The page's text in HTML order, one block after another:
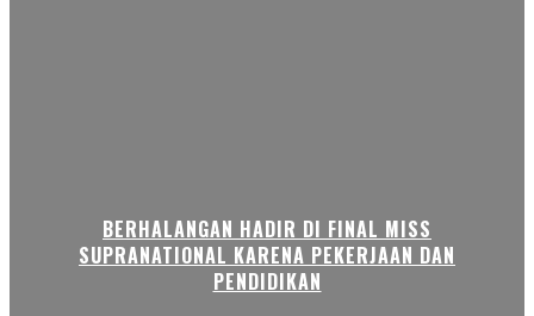
BERHALANGAN HADIR DI FINAL MISS
SUPRANATIONAL KARENA PEKERJAAN DAN
PENDIDIKAN